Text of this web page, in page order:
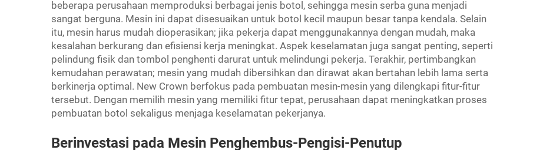
beberapa perusahaan memproduksi berbagai jenis botol, sehingga mesin serba guna menjadi
sangat berguna. Mesin ini dapat disesuaikan untuk botol kecil maupun besar tanpa kendala. Selain
itu, mesin harus mudah dioperasikan; jika pekerja dapat menggunakannya dengan mudah, maka
kesalahan berkurang dan efisiensi kerja meningkat. Aspek keselamatan juga sangat penting, seperti
pelindung fisik dan tombol penghenti darurat untuk melindungi pekerja. Terakhir, pertimbangkan
kemudahan perawatan; mesin yang mudah dibersihkan dan dirawat akan bertahan lebih lama serta
berkinerja optimal. New Crown berfokus pada pembuatan mesin-mesin yang dilengkapi fitur-fitur
tersebut. Dengan memilih mesin yang memiliki fitur tepat, perusahaan dapat meningkatkan proses
pembuatan botol sekaligus menjaga keselamatan pekerjanya.
Berinvestasi pada Mesin Penghembus-Pengisi-Penutup